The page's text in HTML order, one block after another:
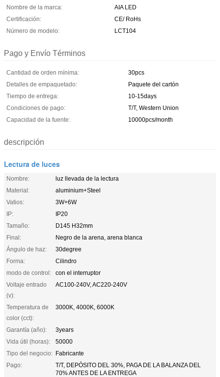
Nombre de la marca:
AIA LED
Certificación:
CE/ RoHs
Número de modelo:
LCT104
Pago y Envío Términos
Cantidad de orden mínima:
30pcs
Detalles de empaquetado:
Paquete del cartón
Tiempo de entrega:
10-15days
Condiciones de pago:
T/T, Western Union
Capacidad de la fuente:
10000pcs/month
descripción
Lectura de luces
Nombre:
luz llevada de la lectura
Material:
aluminium+Steel
Vatios:
3W+6W
IP:
IP20
Tamaño:
D145 H32mm
Final:
Negro de la arena, arena blanca
Ángulo de haz:
30degree
Forma:
Cilindro
modo de control:
con el interruptor
Voltaje entrado
(v):
AC100-240V, AC220-240V
Temperatura de
color (cct):
3000K, 4000K, 6000K
Garantía (año):
3years
Vida útil (horas):
50000
Tipo del negocio: Fabricante
Pago:
T/T, DEPÓSITO DEL 30%, PAGA DE LA BALANZA DEL
70% ANTES DE LA ENTREGA